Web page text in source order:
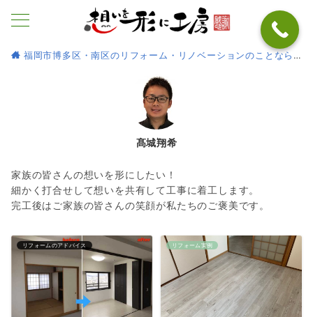
福岡市博多区・南区のリフォーム・リノベーションのことなら
髙城翔希
家族の皆さんの想いを形にしたい！
細かく打合せして想いを共有して工事に着工します。
完工後はご家族の皆さんの笑顔が私たちのご褒美です。
リフォームのアドバイス リフォーム実例